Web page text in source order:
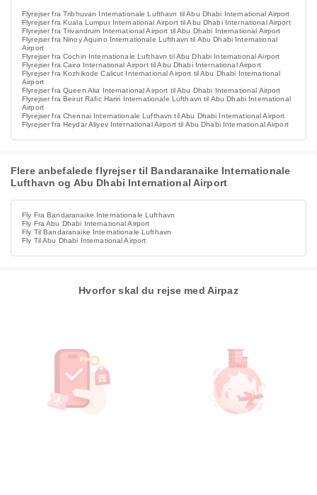
Flyrejser fra Tribhuvan Internationale Lufthavn til Abu Dhabi International Airport
Flyrejser fra Kuala Lumpur International Airport til Abu Dhabi International Airport
Flyrejser fra Trivandrum International Airport til Abu Dhabi International Airport
Flyrejser fra Ninoy Aquino Internationale Lufthavn til Abu Dhabi International
Airport
Flyrejser fra Cochin Internationale Lufthavn til Abu Dhabi International Airport
Flyrejser fra Cairo International Airport til Abu Dhabi International Airport
Flyrejser fra Kozhikode Calicut International Airport til Abu Dhabi International
Airport
Flyrejser fra Queen Alia International Airport til Abu Dhabi International Airport
Flyrejser fra Beirut Rafic Hariri Internationale Lufthavn til Abu Dhabi International
Airport
Flyrejser fra Chennai Internationale Lufthavn til Abu Dhabi International Airport
Flyrejser fra Heydar Aliyev International Airport til Abu Dhabi International Airport
Flere anbefalede flyrejser til Bandaranaike Internationale
Lufthavn og Abu Dhabi International Airport
Fly Fra Bandaranaike Internationale Lufthavn
Fly Fra Abu Dhabi International Airport
Fly Til Bandaranaike Internationale Lufthavn
Fly Til Abu Dhabi International Airport
Hvorfor skal du rejse med Airpaz